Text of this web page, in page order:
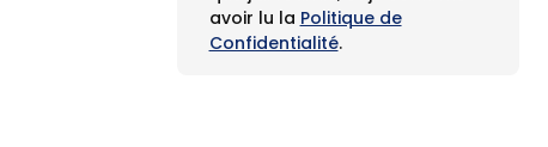
avoir lu la Politique de
Confidentialité.